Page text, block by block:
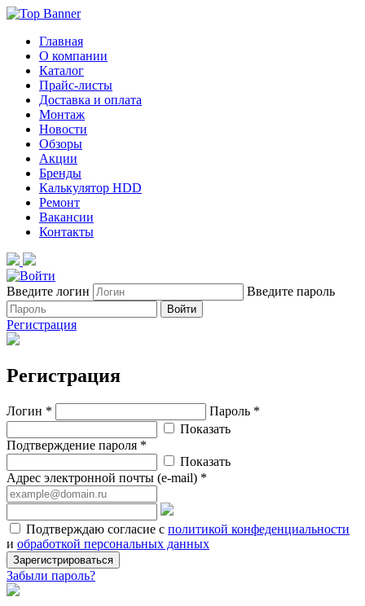
Главная
О компании
Каталог
Прайс-листы
Доставка и оплата
Монтаж
Новости
Обзоры
Акции
Бренды
Калькулятор HDD
Ремонт
Вакансии
Контакты
Введите логин Введите пароль
Войти
Регистрация
Регистрация
Логин *
Пароль *
Показать
Подтверждение пароля *
Показать
Адрес электронной почты (e-mail) *
Подтверждаю согласие с политикой конфеденциальности
и обработкой персональных данных
Зарегистрироваться
Забыли пароль?